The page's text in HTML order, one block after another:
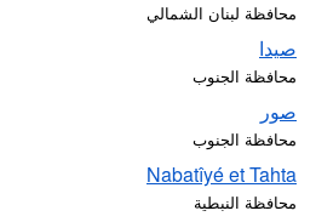
محافظة لبنان الشمالي
صيدا
محافظة الجنوب
صور
محافظة الجنوب
Nabatîyé et Tahta
محافظة النبطية